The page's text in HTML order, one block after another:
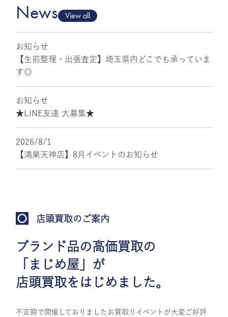
News View all
お知らせ
【生前整理・出張査定】埼玉県内どこでも承っていま
す◎
お知らせ
★LINE友達 大募集★
2026/8/1
【鴻巣天神店】8月イベントのお知らせ
店頭買取のご案内
ブランド品の高価買取の
「まじめ屋」が
店頭買取をはじめました。
不定期で開催しておりましたお買取りイベントが大変ご好評